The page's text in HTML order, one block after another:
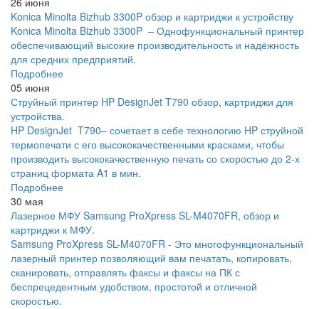
Konica Minolta Bizhub 3300P обзор и картриджи к устройству
Konica Minolta Bizhub 3300P – Однофункциональный принтер
обеспечивающий высокие производительность и надёжность
для средних предприятий.
Подробнее
05 июня
Струйный принтер HP DesignJet T790 обзор, картриджи для
устройства.
HP DesignJet T790– сочетает в себе технологию HP струйной
термопечати с его высококачественными красками, чтобы
производить высококачественную печать со скоростью до 2-х
страниц формата A1 в мин.
Подробнее
30 мая
Лазерное МФУ Samsung ProXpress SL-M4070FR, обзор и
картриджи к МФУ.
Samsung ProXpress SL-M4070FR - Это многофункциональный
лазерный принтер позволяющий вам печатать, копировать,
сканировать, отправлять факсы и факсы на ПК с
беспрецедентным удобством, простотой и отличной
скоростью.